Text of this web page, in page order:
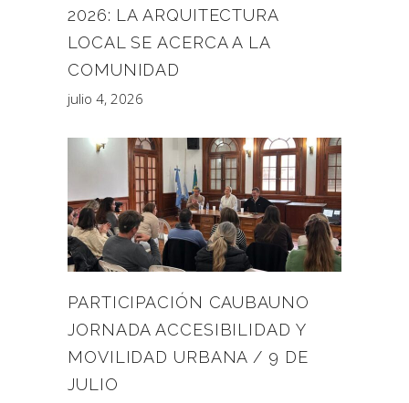
2026: LA ARQUITECTURA
LOCAL SE ACERCA A LA
COMUNIDAD
julio 4, 2026
PARTICIPACIÓN CAUBAUNO
JORNADA ACCESIBILIDAD Y
MOVILIDAD URBANA / 9 DE
JULIO